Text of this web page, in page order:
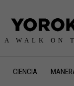
A WALK ON
CIENCIA